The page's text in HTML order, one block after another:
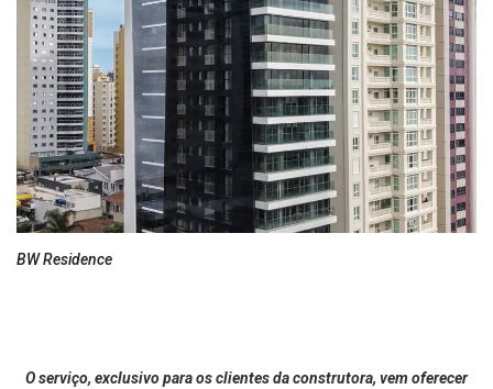
BW Residence
O serviço, exclusivo para os clientes da construtora, vem oferecer